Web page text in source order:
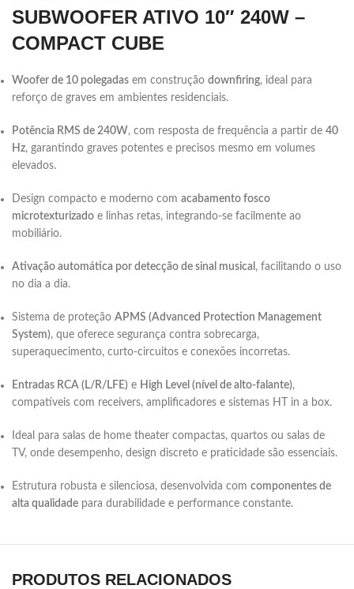
SUBWOOFER ATIVO 10″ 240W –
COMPACT CUBE
Woofer de 10 polegadas em construção downfiring, ideal para
reforço de graves em ambientes residenciais.
Potência RMS de 240W, com resposta de frequência a partir de 40
Hz, garantindo graves potentes e precisos mesmo em volumes
elevados.
Design compacto e moderno com acabamento fosco
microtexturizado e linhas retas, integrando-se facilmente ao
mobiliário.
Ativação automática por detecção de sinal musical , facilitando o uso
no dia a dia.
Sistema de proteção APMS (Advanced Protection Management
System), que oferece segurança contra sobrecarga,
superaquecimento, curto-circuitos e conexões incorretas.
Entradas RCA (L/R/LFE) e High Level (nível de alto-falante),
compatíveis com receivers, amplificadores e sistemas HT in a box.
Ideal para salas de home theater compactas, quartos ou salas de
TV, onde desempenho, design discreto e praticidade são essenciais.
Estrutura robusta e silenciosa, desenvolvida com componentes de
alta qualidade para durabilidade e performance constante.
PRODUTOS RELACIONADOS